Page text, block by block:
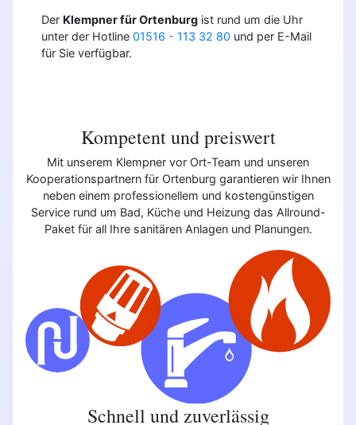
Der Klempner für Ortenburg ist rund um die Uhr
unter der Hotline 01516 - 113 32 80 und per E-Mail
für Sie verfügbar.
Kompetent und preiswert
Mit unserem Klempner vor Ort-Team und unseren
Kooperationspartnern für Ortenburg garantieren wir Ihnen
neben einem professionellem und kostengünstigen
Service rund um Bad, Küche und Heizung das Allround-
Paket für all Ihre sanitären Anlagen und Planungen.
Schnell und zuverlässig